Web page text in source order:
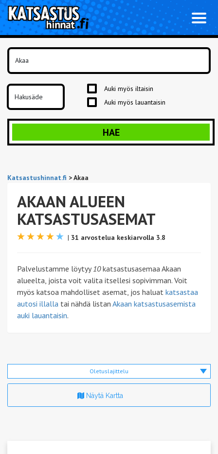
Auki myös iltaisin
Auki myös lauantaisin
HAE
Katsastushinnat.fi >Akaa
AKAAN ALUEEN
KATSASTUSASEMAT
| 31 arvostelua keskiarvolla 3.8
Palvelustamme löytyy10katsastusasemaa Akaan
alueelta, joista voit valita itsellesi sopivimman. Voit
myös katsoa mahdolliset asemat, jos haluat katsastaa
autosi illalla tai nähdä listan Akaan katsastusasemista
auki lauantaisin.
Oletuslajittelu
Näytä Kartta